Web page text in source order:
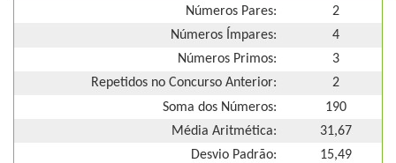
Números Pares:
2
Números Ímpares:
4
Números Primos:
3
Repetidos no Concurso Anterior:
2
Soma dos Números:
190
Média Aritmética:
31,67
Desvio Padrão:
15,49